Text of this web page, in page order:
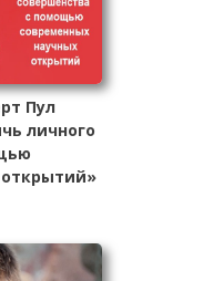
Пул
личного